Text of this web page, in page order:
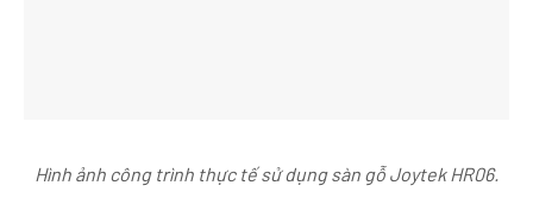
Hình ảnh công trình thực tế sử dụng sàn gỗ Joytek HR06.